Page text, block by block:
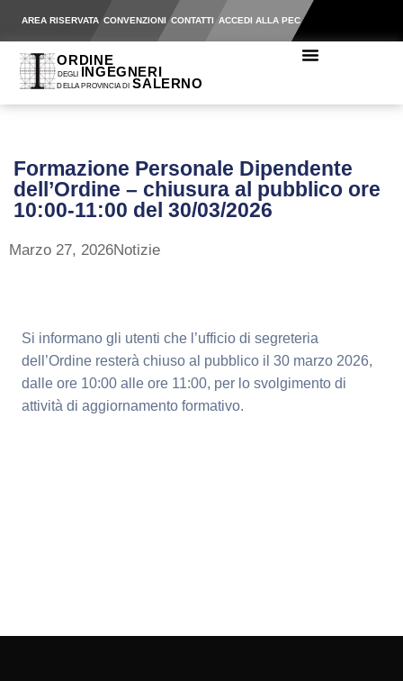
AREA RISERVATA CONVENZIONI CONTATTI ACCEDI ALLA PEC
Formazione Personale Dipendente
dell’Ordine – chiusura al pubblico ore
10:00-11:00 del 30/03/2026
Marzo 27, 2026Notizie
Si informano gli utenti che l’ufficio di segreteria
dell’Ordine resterà chiuso al pubblico il 30 marzo 2026,
dalle ore 10:00 alle ore 11:00, per lo svolgimento di
attività di aggiornamento formativo.